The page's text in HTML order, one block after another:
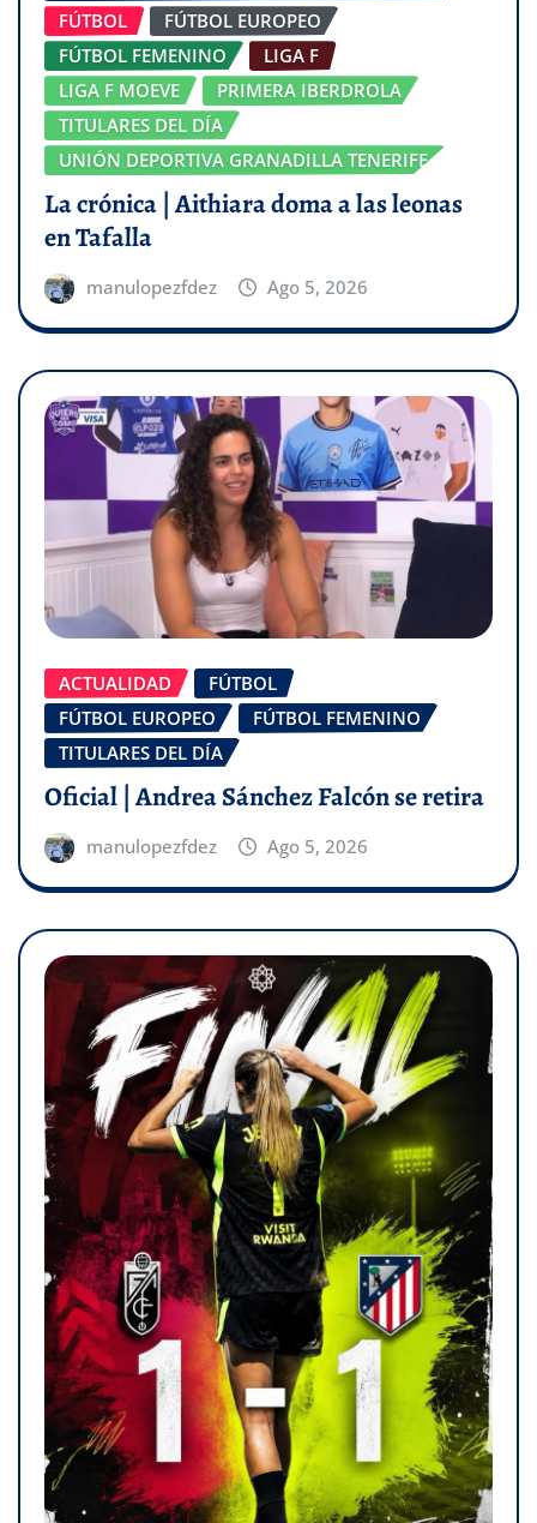
FÚTBOL
FÚTBOL EUROPEO
FÚTBOL FEMENINO
LIGA F
LIGA F MOEVE
PRIMERA IBERDROLA
TITULARES DEL DÍA
UNIÓN DEPORTIVA GRANADILLA TENERIFE
La crónica | Aithiara doma a las leonas
en Tafalla
manulopezfdez Ago 5, 2026
ACTUALIDAD
FÚTBOL
FÚTBOL EUROPEO
FÚTBOL FEMENINO
TITULARES DEL DÍA
Oficial | Andrea Sánchez Falcón se retira
manulopezfdez Ago 5, 2026